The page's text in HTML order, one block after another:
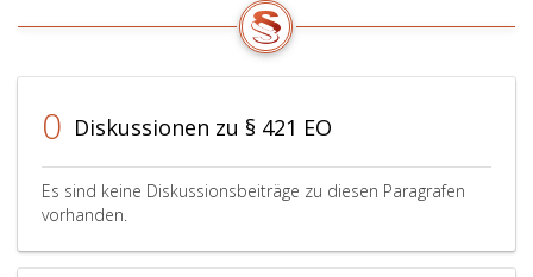
0 Diskussionen zu § 421 EO
Es sind keine Diskussionsbeiträge zu diesen Paragrafen
vorhanden.